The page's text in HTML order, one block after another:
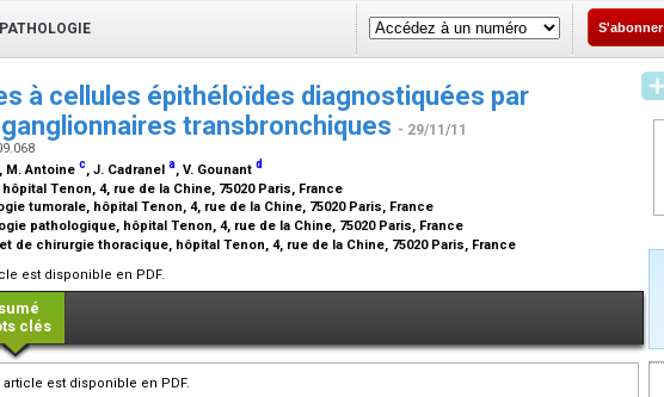
S'abonner
à cellules épithéloïdes diagnostiquées par
transbronchiques - 29/11/11
, M. Antoine c, J. Cadranel a, V. Gounant d
Tenon, 4, rue de la Chine, 75020 Paris, France
tumorale, hôpital Tenon, 4, rue de la Chine, 75020 Paris, France
pathologique, hôpital Tenon, 4, rue de la Chine, 75020 Paris, France
de chirurgie thoracique, hôpital Tenon, 4, rue de la Chine, 75020 Paris, France
est disponible en PDF.
clés
est disponible en PDF.